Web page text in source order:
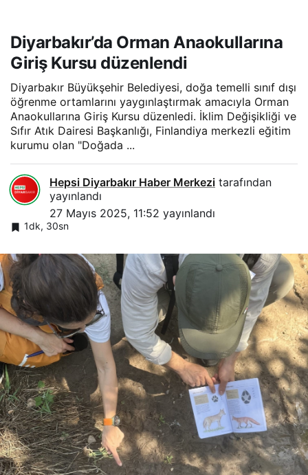
Diyarbakır’da Orman Anaokullarına
Giriş Kursu düzenlendi
Diyarbakır Büyükşehir Belediyesi, doğa temelli sınıf dışı
öğrenme ortamlarını yaygınlaştırmak amacıyla Orman
Anaokullarına Giriş Kursu düzenledi. İklim Değişikliği ve
Sıfır Atık Dairesi Başkanlığı, Finlandiya merkezli eğitim
kurumu olan "Doğada ...
Hepsi Diyarbakır Haber Merkezi tarafından
yayınlandı
27 Mayıs 2025, 11:52 yayınlandı
1dk, 30sn